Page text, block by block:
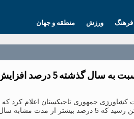
منطقه و جهان ورزش فرهنگ
5 درصد افزایش یافته است
/”خاور”/. وزارت کشاورزی جمهوری تاجیکستان
جاری تولید ماهی در کشور به 2002 تن رسید که 5 درصد